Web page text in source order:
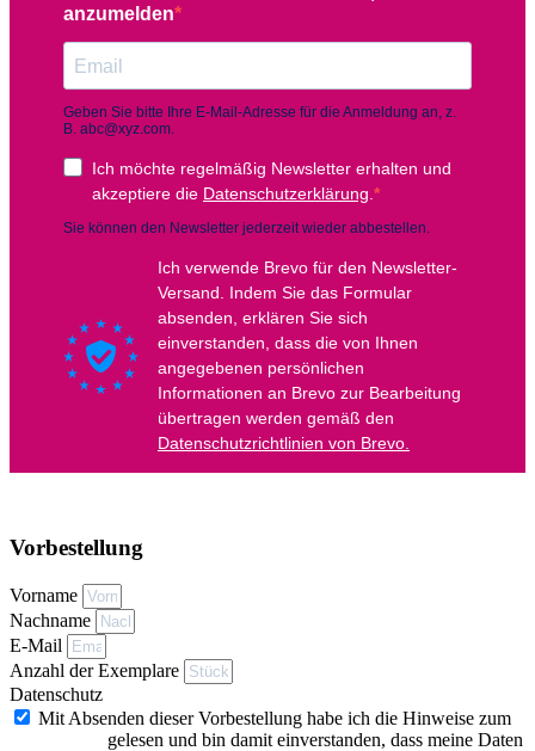
Vorbestellung
Vorname
Nachname
E-Mail
Anzahl der Exemplare
Datenschutz
Mit Absenden dieser Vorbestellung habe ich die Hinweise zum
gelesen und bin damit einverstanden, dass meine Daten